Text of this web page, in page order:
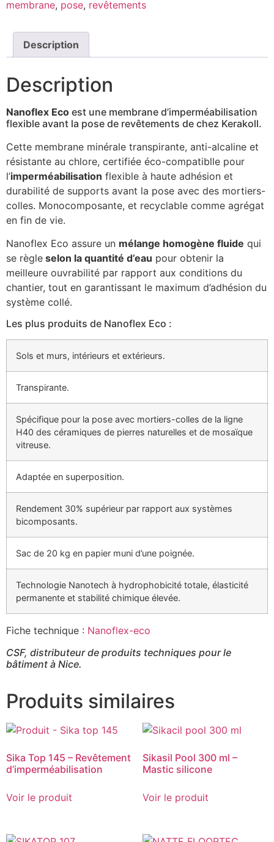
membrane, pose, revêtements
Description
Description
Nanoflex Eco est une membrane d’imperméabilisation
flexible avant la pose de revêtements de chez Kerakoll.
Cette membrane minérale transpirante, anti-alcaline et
résistante au chlore, certifiée éco-compatiblle pour
l’imperméabilisation flexible à haute adhésion et
durabilité de supports avant la pose avec des mortiers-
colles. Monocomposante, et recyclable comme agrégat
en fin de vie.
Nanoflex Eco assure un mélange homogène fluide qui
se règle selon la quantité d’eau pour obtenir la
meilleure ouvrabilité par rapport aux conditions du
chantier, tout en garantissant le maximum d’adhésion du
système collé.
Les plus produits de Nanoflex Eco :
Sols et murs, intérieurs et extérieurs.
Transpirante.
Spécifique pour la pose avec mortiers-colles de la ligne
H40 des céramiques de pierres naturelles et de mosaïque
vitreuse.
Adaptée en superposition.
Rendement 30% supérieur par rapport aux systèmes
bicomposants.
Sac de 20 kg en papier muni d’une poignée.
Technologie Nanotech à hydrophobicité totale, élasticité
permanente et stabilité chimique élevée.
Fiche technique : Nanoflex-eco
CSF, distributeur de produits techniques pour le
bâtiment à Nice.
Produits similaires
Sika Top 145 – Revêtement
d’imperméabilisation
Voir le produit
Sikasil Pool 300 ml –
Mastic silicone
Voir le produit